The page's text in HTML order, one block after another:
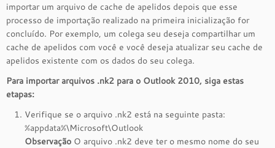
importar um arquivo de cache de apelidos depois que esse
processo de importação realizado na primeira inicialização for
concluído. Por exemplo, um colega seu deseja compartilhar um
cache de apelidos com você e você deseja atualizar seu cache de
apelidos existente com os dados do seu colega.
Para importar arquivos .nk2 para o Outlook 2010, siga estas
etapas:
Verifique se o arquivo .nk2 está na seguinte pasta:
%appdata%\Microsoft\Outlook
Observação O arquivo .nk2 deve ter o mesmo nome do seu